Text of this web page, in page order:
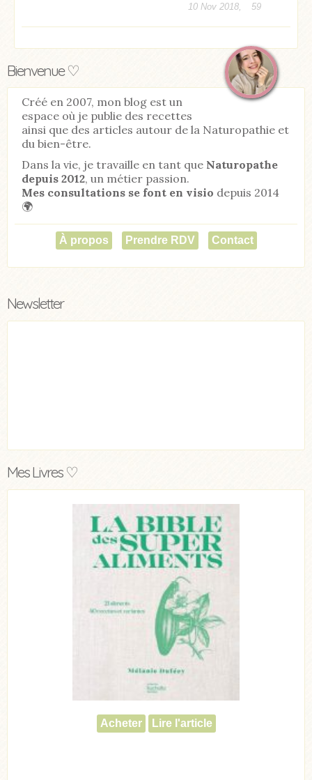
10 Nov 2018, 59
Bienvenue ♡
Créé en 2007, mon blog est un
espace où je publie des recettes
ainsi que des articles autour de la Naturopathie et
du bien-être.
Dans la vie, je travaille en tant que Naturopathe
depuis 2012, un métier passion.
Mes consultations se font en visio depuis 2014
🌍
À propos Prendre RDV Contact
Newsletter
Mes Livres ♡
Acheter Lire l'article